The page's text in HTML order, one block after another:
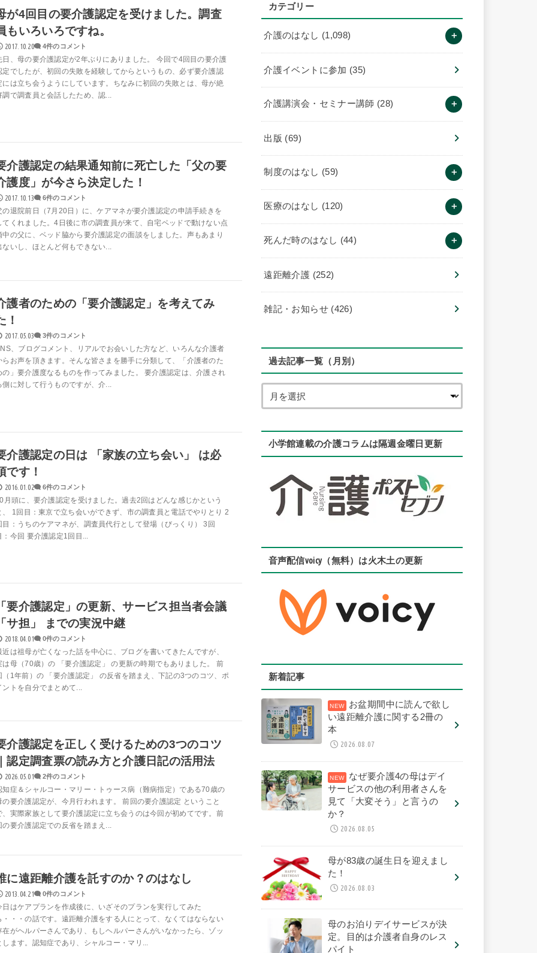
が4回目の要介護認定を受けました。調査
もいろいろですね。
2017.10.20
4件のコメント
日、母の要介護認定が2年ぶりにありました。 今回で4回目の要介護
定でしたが、初回の失敗を経験してからというもの、必ず要介護認
には立ち会うようにしています。ちなみに初回の失敗とは、母が絶
調で調査員と会話したため、認...
介護認定の結果通知前に死亡した「父の要
護度」が今さら決定した！
2017.10.13
6件のコメント
の退院前日（7月20日）に、ケアマネが要介護認定の申請手続きを
てくれました。4日後に市の調査員が来て、自宅ベッドで動けない点
中の父に、ベッド脇から要介護認定の面談をしました。声もあまり
ないし、ほとんど何もできない...
護者のための「要介護認定」を考えてみ
！
2017.05.03
3件のコメント
、ブログコメント、リアルでお会いした方など、いろんな介護者
らお声を頂きます。そんな皆さまを勝手に分類して、「介護者のた
の」要介護度なるものを作ってみました。 要介護認定は、介護され
側に対して行うものですが、介...
介護認定の日は 「家族の立ち会い」 は必
です！
2016.01.02
6件のコメント
月頭に、要介護認定を受けました。過去2回はどんな感じかという
、 1回目：東京で立ち会いができず、市の調査員と電話でやりとり 2
目：うちのケアマネが、調査員代行として登場（びっくり） 3回
：今回 要介護認定1回目...
要介護認定」の更新、サービス担当者会議
サ担」 までの実況中継
2018.04.01
0件のコメント
近は祖母が亡くなった話を中心に、ブログを書いてきたんですが、
は母（70歳）の 「要介護認定」 の更新の時期でもありました。 前
（1年前）の 「要介護認定」 の反省を踏まえ、下記の3つのコツ、ポ
ントを自分でまとめて...
介護認定を正しく受けるための3つのコツ
認定調査票の読み方と介護日記の活用法
2026.05.01
2件のコメント
知症＆シャルコー・マリー・トゥース病（難病指定）である70歳の
の要介護認定が、今月行われます。 前回の要介護認定 ということ
、実際家族として要介護認定に立ち会うのは今回が初めてです。前
の要介護認定での反省を踏まえ...
に遠距離介護を託すのか？のはなし
2013.04.21
0件のコメント
日はケアプランを作成後に、いざそのプランを実行してみた
・・・の話です。遠距離介護をする人にとって、なくてはならない
在がヘルパーさんであり、もしヘルパーさんがいなかったら、ゾッ
します。認知症であり、シャルコー・マリ...
カテゴリー
介護のはなし (1,098)
介護イベントに参加 (35)
介護講演会・セミナー講師 (28)
出版 (69)
制度のはなし (59)
医療のはなし (120)
死んだ時のはなし (44)
遠距離介護 (252)
雑記・お知らせ (426)
過去記事一覧（月別）
小学館連載の介護コラムは隔週金曜日更新
音声配信voicy（無料）は火木土の更新
新着記事
お盆期間中に読んで欲し
い遠距離介護に関する2冊の
本
2026.08.07
なぜ要介護4の母はデイ
サービスの他の利用者さんを
見て「大変そう」と言うの
か？
2026.08.05
母が83歳の誕生日を迎えまし
た！
2026.08.03
母のお泊りデイサービスが決
定。目的は介護者自身のレス
パイト